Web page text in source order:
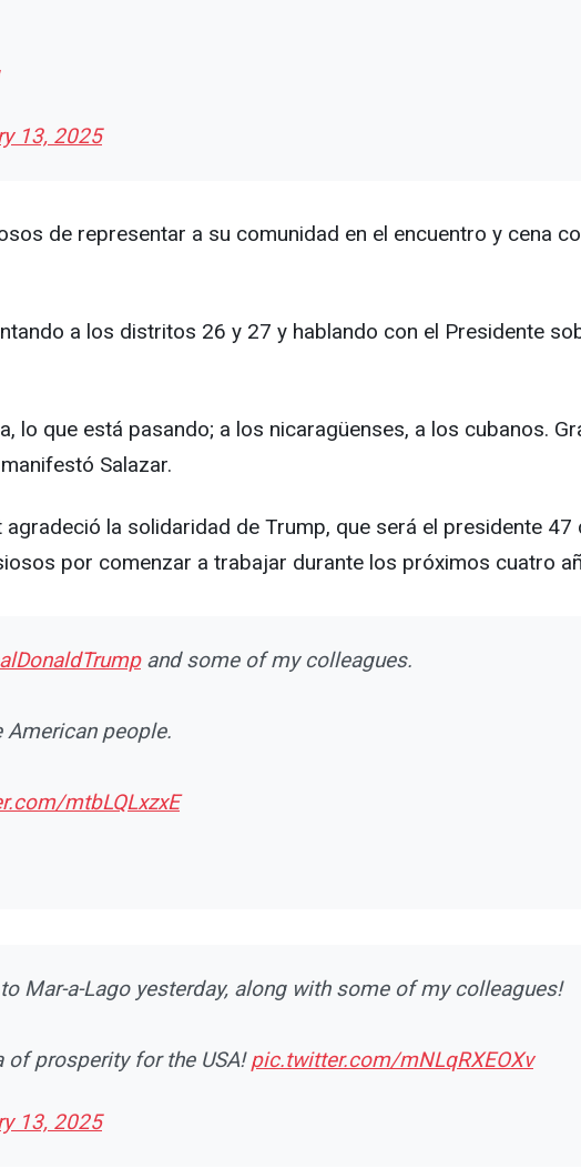
13, 2025
de representar a su comunidad en el encuentro y cena
a los distritos 26 y 27 y hablando con el Presidente
lo que está pasando; a los nicaragüenses, a los cubanos.
Salazar.
la solidaridad de Trump, que será el presidente 47
por comenzar a trabajar durante los próximos cuatro
and some of my colleagues.
people.
mtbLQLxzxE
Mar-a-Lago yesterday, along with some of my colleagues!
of prosperity for the USA!pic.twitter.com/mNLqRXEOXv
13, 2025